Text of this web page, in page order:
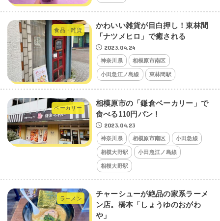
食品・雑貨
かわいい雑貨が目白押し！東林間
「ナツメヒロ」で癒される
2023.04.24
神奈川県 相模原市南区
小田急江ノ島線 東林間駅
ベーカリー
相模原市の「鎌倉ベーカリー」で
食べる110円パン！
2023.04.23
神奈川県 相模原市南区 小田急線
相模大野駅 小田急江ノ島線
相模大野駅
ラーメン
チャーシューが絶品の家系ラーメ
ン店。橋本「しょうゆのおがわ
や」